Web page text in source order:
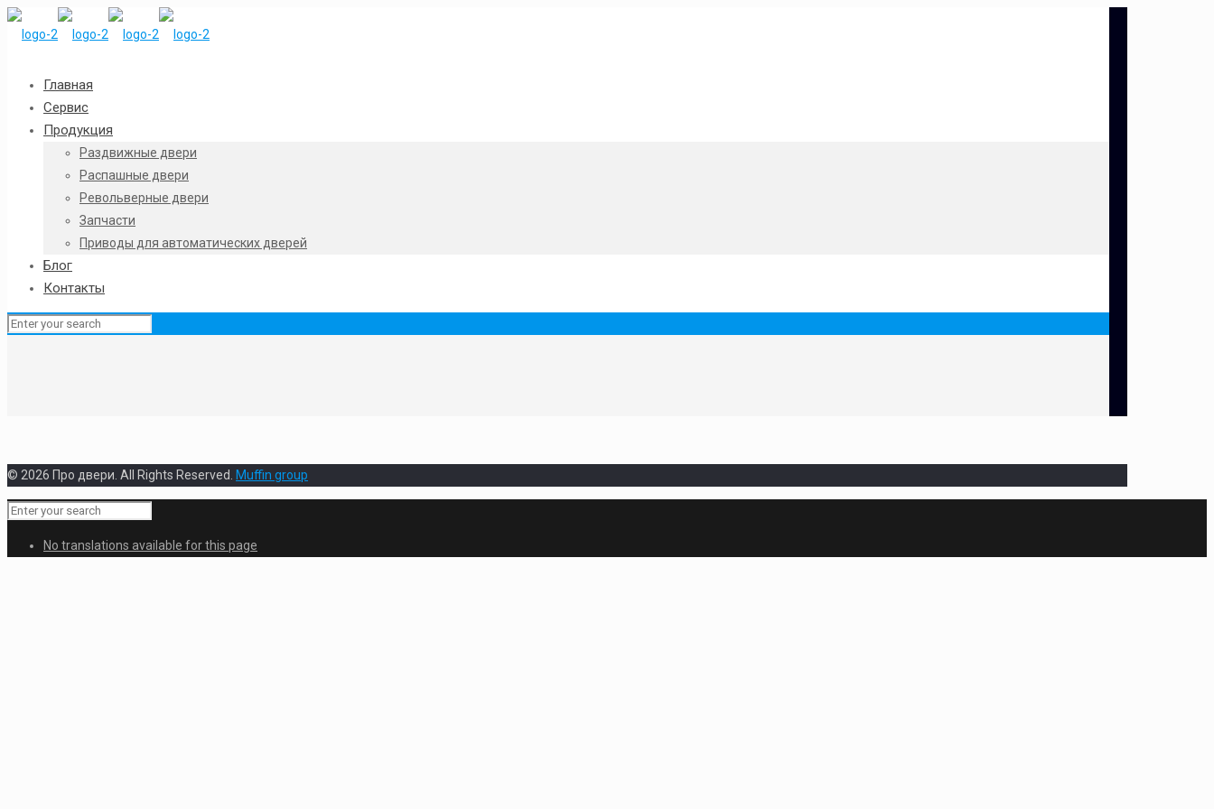
Главная
Сервис
Продукция
Раздвижные двери
Распашные двери
Револьверные двери
Запчасти
Приводы для автоматических дверей
Блог
Контакты
© 2026 Про двери. All Rights Reserved. Muffin group
No translations available for this page